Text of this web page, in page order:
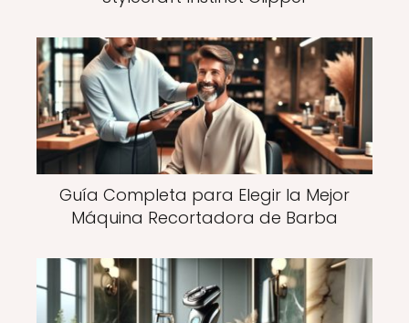
Guía Completa para Elegir la Mejor
Máquina Recortadora de Barba